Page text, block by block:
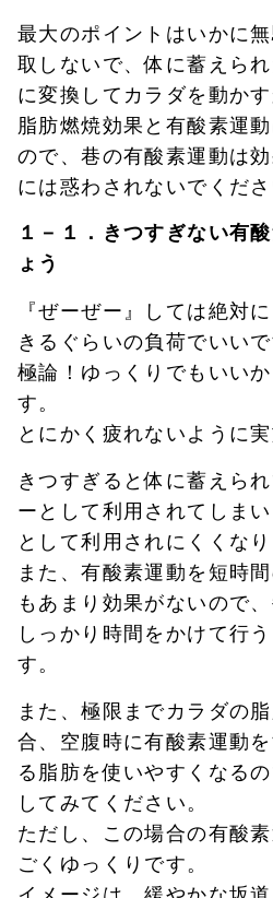
最大のポイントはいかに
取しないで、体に蓄えら
に変換してカラダを動かす
脂肪燃焼効果と有酸素運
ので、巷の有酸素運動は
には惑わされないでくださ
１－１．きつすぎない有
ょう
『ぜーぜー』しては絶対
きるぐらいの負荷でいいで
極論！ゆっくりでもいい
す。
とにかく疲れないように実
きつすぎると体に蓄えら
ーとして利用されてしま
として利用されにくくなり
また、有酸素運動を短時
もあまり効果がないので
しっかり時間をかけて行
す。
また、極限までカラダの
合、空腹時に有酸素運動
る脂肪を使いやすくなる
してみてください。
ただし、この場合の有酸
ごくゆっくりです。
イメージは、緩やかな坂